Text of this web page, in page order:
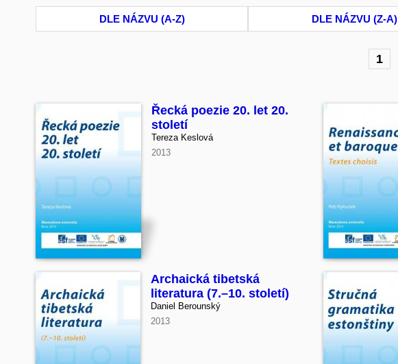
DLE NÁZVU (A-Z) DLE NÁZVU (Z-A)
1
Řecká poezie 20. let 20.
století
Tereza Keslová
2013
Archaická tibetská
literatura (7.–10. století)
Daniel Berounský
2013